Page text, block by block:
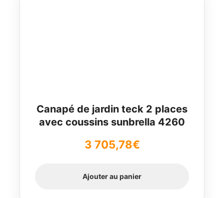
Canapé de jardin teck 2 places
avec coussins sunbrella 4260
3 705,78€
Ajouter au panier